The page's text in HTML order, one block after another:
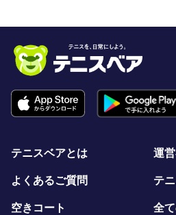
テニスベアとは 運
よくあるご質問 テ
空きコート 全